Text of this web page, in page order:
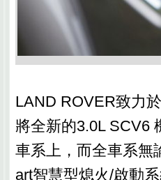
LAND ROVER致力
將全新的3.0L SCV6
車系上，而全車系無
art智慧型熄火/啟動